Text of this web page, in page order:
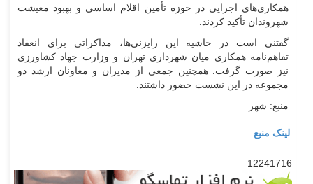
همکاری‌های اجرایی در حوزه تأمین اقلام اساسی و بهبود معیشت
شهروندان تأکید کردند.
گفتنی است در حاشیه این رایزنی‌ها، مذاکراتی برای انعقاد
تفاهم‌نامه همکاری میان شهرداری تهران و وزارت جهاد کشاورزی
نیز صورت گرفت. همچنین جمعی از مدیران و معاونان ارشد دو
مجموعه در این نشست حضور داشتند.
منبع: شهر
لینک منبع
12241716